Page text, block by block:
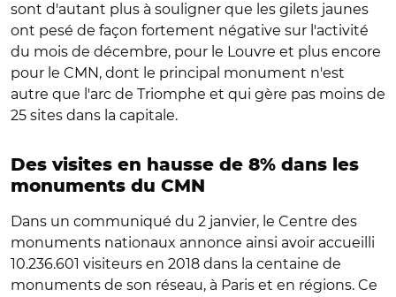
sont d'autant plus à souligner que les gilets jaunes
ont pesé de façon fortement négative sur l'activité
du mois de décembre, pour le Louvre et plus encore
pour le CMN, dont le principal monument n'est
autre que l'arc de Triomphe et qui gère pas moins de
25 sites dans la capitale.
Des visites en hausse de 8% dans les
monuments du CMN
Dans un communiqué du 2 janvier, le Centre des
monuments nationaux annonce ainsi avoir accueilli
10.236.601 visiteurs en 2018 dans la centaine de
monuments de son réseau, à Paris et en régions. Ce